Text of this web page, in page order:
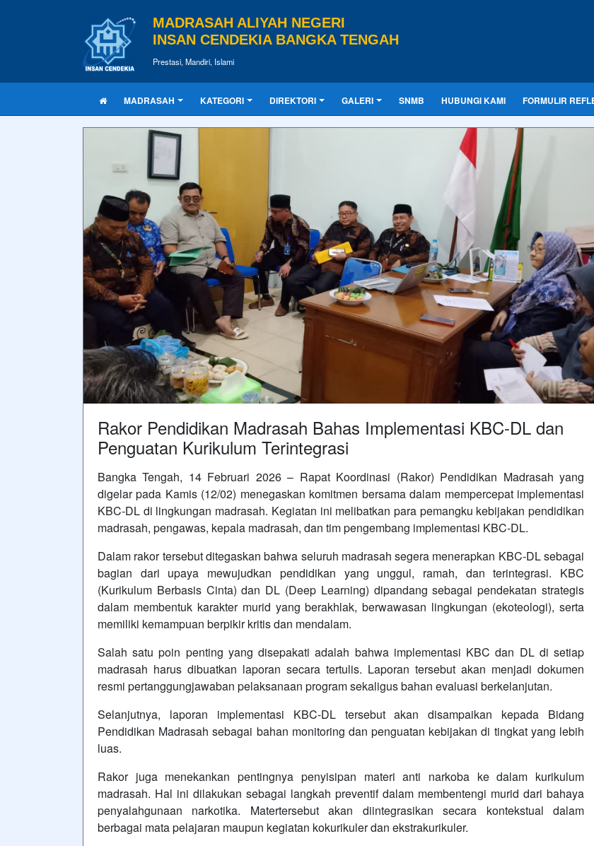
MADRASAH ALIYAH NEGERI
INSAN CENDEKIA BANGKA TENGAH
Prestasi, Mandiri, Islami
MADRASAH KATEGORI DIREKTORI GALERI SNMB HUBUNGI KAMI FORMULIR
Rakor Pendidikan Madrasah Bahas Implementasi KBC-DL dan
Penguatan Kurikulum Terintegrasi
Bangka Tengah, 14 Februari 2026 – Rapat Koordinasi (Rakor) Pendidikan Madrasah yang
digelar pada Kamis (12/02) menegaskan komitmen bersama dalam mempercepat implementasi
KBC-DL di lingkungan madrasah. Kegiatan ini melibatkan para pemangku kebijakan pendidikan
madrasah, pengawas, kepala madrasah, dan tim pengembang implementasi KBC-DL.
Dalam rakor tersebut ditegaskan bahwa seluruh madrasah segera menerapkan KBC-DL sebagai
bagian dari upaya mewujudkan pendidikan yang unggul, ramah, dan terintegrasi. KBC
(Kurikulum Berbasis Cinta) dan DL (Deep Learning) dipandang sebagai pendekatan strategis
dalam membentuk karakter murid yang berakhlak, berwawasan lingkungan (ekoteologi), serta
memiliki kemampuan berpikir kritis dan mendalam.
Salah satu poin penting yang disepakati adalah bahwa implementasi KBC dan DL di setiap
madrasah harus dibuatkan laporan secara tertulis. Laporan tersebut akan menjadi dokumen
resmi pertanggungjawaban pelaksanaan program sekaligus bahan evaluasi berkelanjutan.
Selanjutnya, laporan implementasi KBC-DL tersebut akan disampaikan kepada Bidang
Pendidikan Madrasah sebagai bahan monitoring dan penguatan kebijakan di tingkat yang lebih
luas.
Rakor juga menekankan pentingnya penyisipan materi anti narkoba ke dalam kurikulum
madrasah. Hal ini dilakukan sebagai langkah preventif dalam membentengi murid dari bahaya
penyalahgunaan narkotika. Matertersebut akan diintegrasikan secara kontekstual dalam
berbagai mata pelajaran maupun kegiatan kokurikuler dan ekstrakurikuler.